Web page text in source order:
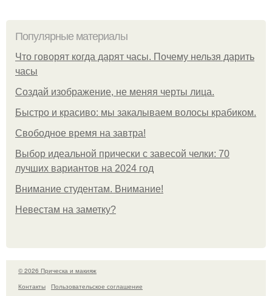
Популярные материалы
Что говорят когда дарят часы. Почему нельзя дарить
часы
Создай изображение, не меняя черты лица.
Быстро и красиво: мы закалываем волосы крабиком.
Свободное время на завтра!
Выбор идеальной прически с завесой челки: 70
лучших вариантов на 2024 год
Внимание студентам. Внимание!
Невестам на заметку?
© 2026 Прическа и макияж
Контакты
Пользовательское соглашение